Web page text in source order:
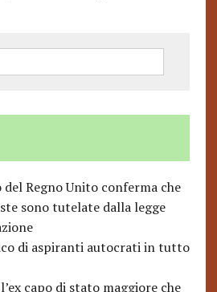
del Regno Unito conferma che
sono tutelate dalla legge
di aspiranti autocrati in tutto
capo di stato maggiore che